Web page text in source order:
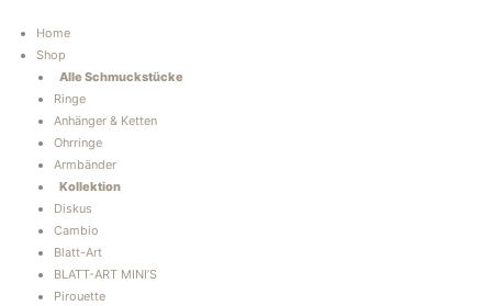
Inhalt
springen
Home
Shop
Alle Schmuckstücke
Ringe
Anhänger & Ketten
Ohrringe
Armbänder
Kollektion
Diskus
Cambio
Blatt-Art
BLATT-ART MINI’S
Pirouette